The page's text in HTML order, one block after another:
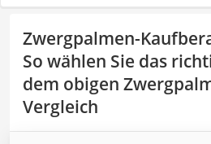
Zwergpalmen-
So wählen Sie das
dem obigen
Vergleich